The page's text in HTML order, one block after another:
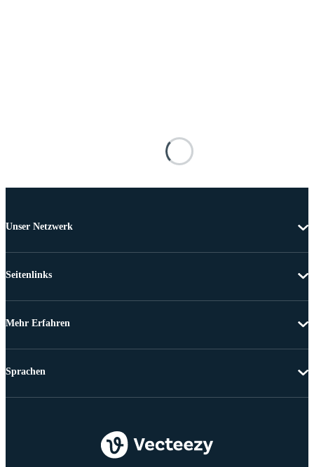
Unser Netzwerk
Seitenlinks
Mehr Erfahren
Sprachen